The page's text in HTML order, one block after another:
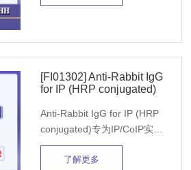
变性的IP抗体重链(55 kDa)和
别，避免了抗体轻重链对靶蛋
白检测的干扰。
[FI01302] Anti-Rabbit IgG
for IP (HRP conjugated)
Anti-Rabbit IgG for IP (HRP
conjugated)专为IP/CoIP实验
设计的构象特异性二抗，HRP
标记即用。在IP-WB实验中，
了解更多